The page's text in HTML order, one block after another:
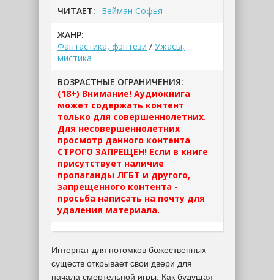
ЧИТАЕТ: Бейман Софья
ЖАНР:
Фантастика, фэнтези / Ужасы,
мистика
ВОЗРАСТНЫЕ ОГРАНИЧЕНИЯ:
(18+) Внимание! Аудиокнига
может содержать контент
только для совершеннолетних.
Для несовершеннолетних
просмотр данного контента
СТРОГО ЗАПРЕЩЕН! Если в книге
присутствует наличие
пропаганды ЛГБТ и другого,
запрещенного контента -
просьба написать на почту для
удаления материала.
Интернат для потомков божественных
существ открывает свои двери для
начала смертельной игры. Как будущая